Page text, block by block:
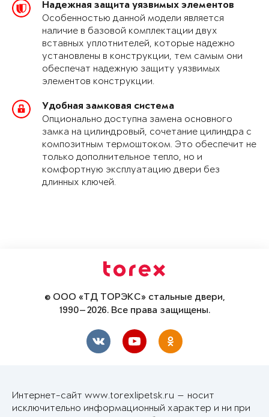
Надежная защита уязвимых элементов
Особенностью данной модели является
наличие в базовой комплектации двух
вставных уплотнителей, которые надежно
установлены в конструкции, тем самым они
обеспечат надежную защиту уязвимых
элементов конструкции.
Удобная замковая система
Опционально доступна замена основного
замка на цилиндровый, сочетание цилиндра с
композитным термоштоком. Это обеспечит не
только дополнительное тепло, но и
комфортную эксплуатацию двери без
длинных ключей.
© ООО «ТД ТОРЭКС» стальные двери,
1990—2026. Все права защищены.
Интернет-сайт www.torexlipetsk.ru — носит
исключительно информационный характер и ни при